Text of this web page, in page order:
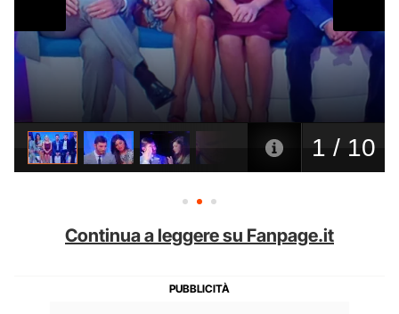
Continua a leggere su Fanpage.it